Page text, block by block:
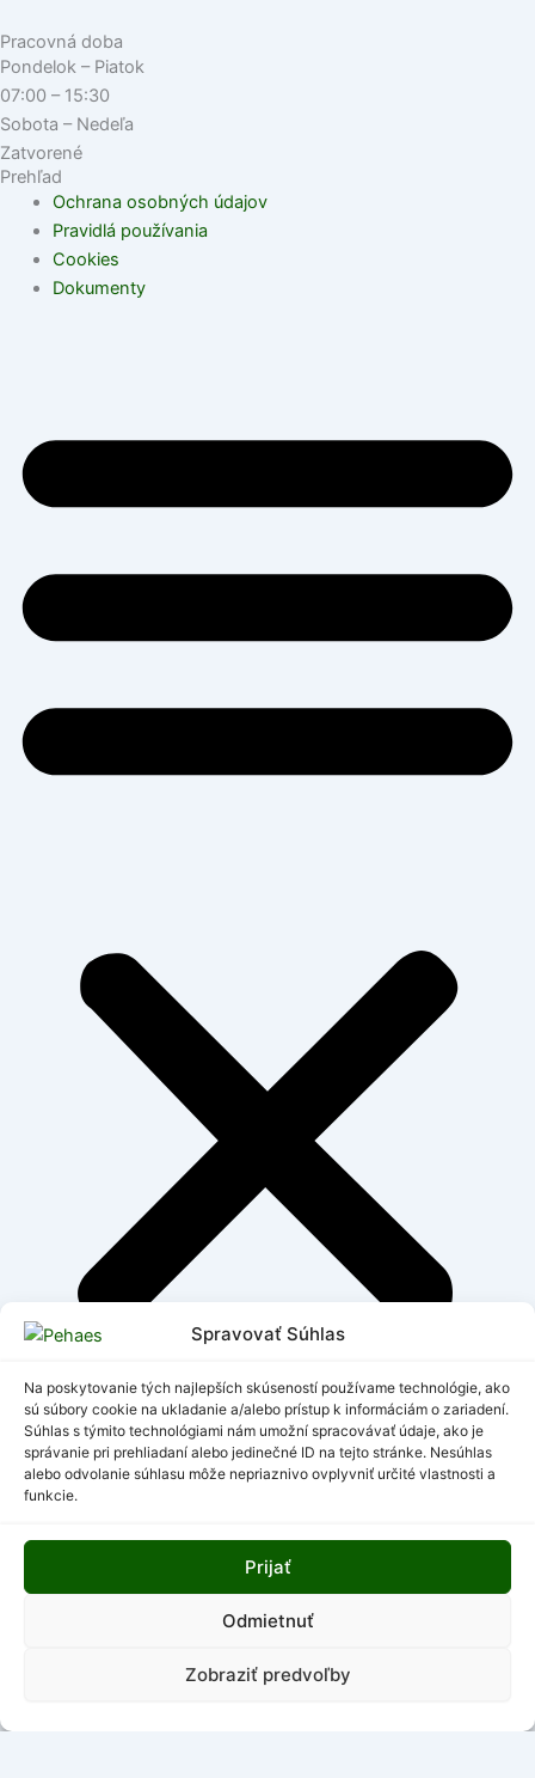
Spravovať Súhlas
Na poskytovanie tých najlepších skúseností používame technológie, ako
sú súbory cookie na ukladanie a/alebo prístup k informáciám o zariadení.
Súhlas s týmito technológiami nám umožní spracovávať údaje, ako je
správanie pri prehliadaní alebo jedinečné ID na tejto stránke. Nesúhlas
alebo odvolanie súhlasu môže nepriaznivo ovplyvniť určité vlastnosti a
funkcie.
Prijať
Odmietnuť
Zobraziť predvoľby
Pracovná doba
Pondelok – Piatok
07:00 – 15:30
Sobota – Nedeľa
Zatvorené
Prehľad
Ochrana osobných údajov
Pravidlá používania
Cookies
Dokumenty
Ochrana osobných údajov
Pravidlá používania
Cookies